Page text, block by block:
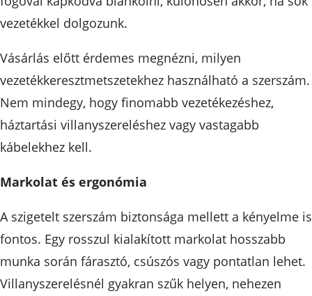
vezetékkel dolgozunk.
Vásárlás előtt érdemes megnézni, milyen
vezetékkeresztmetszetekhez használható a szerszám.
Nem mindegy, hogy finomabb vezetékezéshez,
háztartási villanyszereléshez vagy vastagabb
kábelekhez kell.
Markolat és ergonómia
A szigetelt szerszám biztonsága mellett a kényelme is
fontos. Egy rosszul kialakított markolat hosszabb
munka során fárasztó, csúszós vagy pontatlan lehet.
Villanyszerelésnél gyakran szűk helyen, nehezen